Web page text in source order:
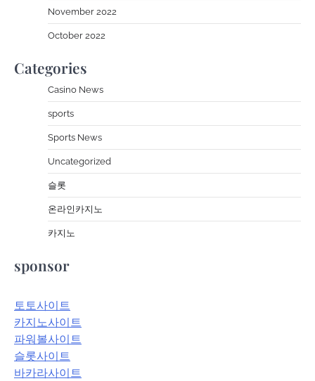
November 2022
October 2022
Categories
Casino News
sports
Sports News
Uncategorized
슬롯
온라인카지노
카지노
sponsor
토토사이트
카지노사이트
파워볼사이트
슬롯사이트
바카라사이트